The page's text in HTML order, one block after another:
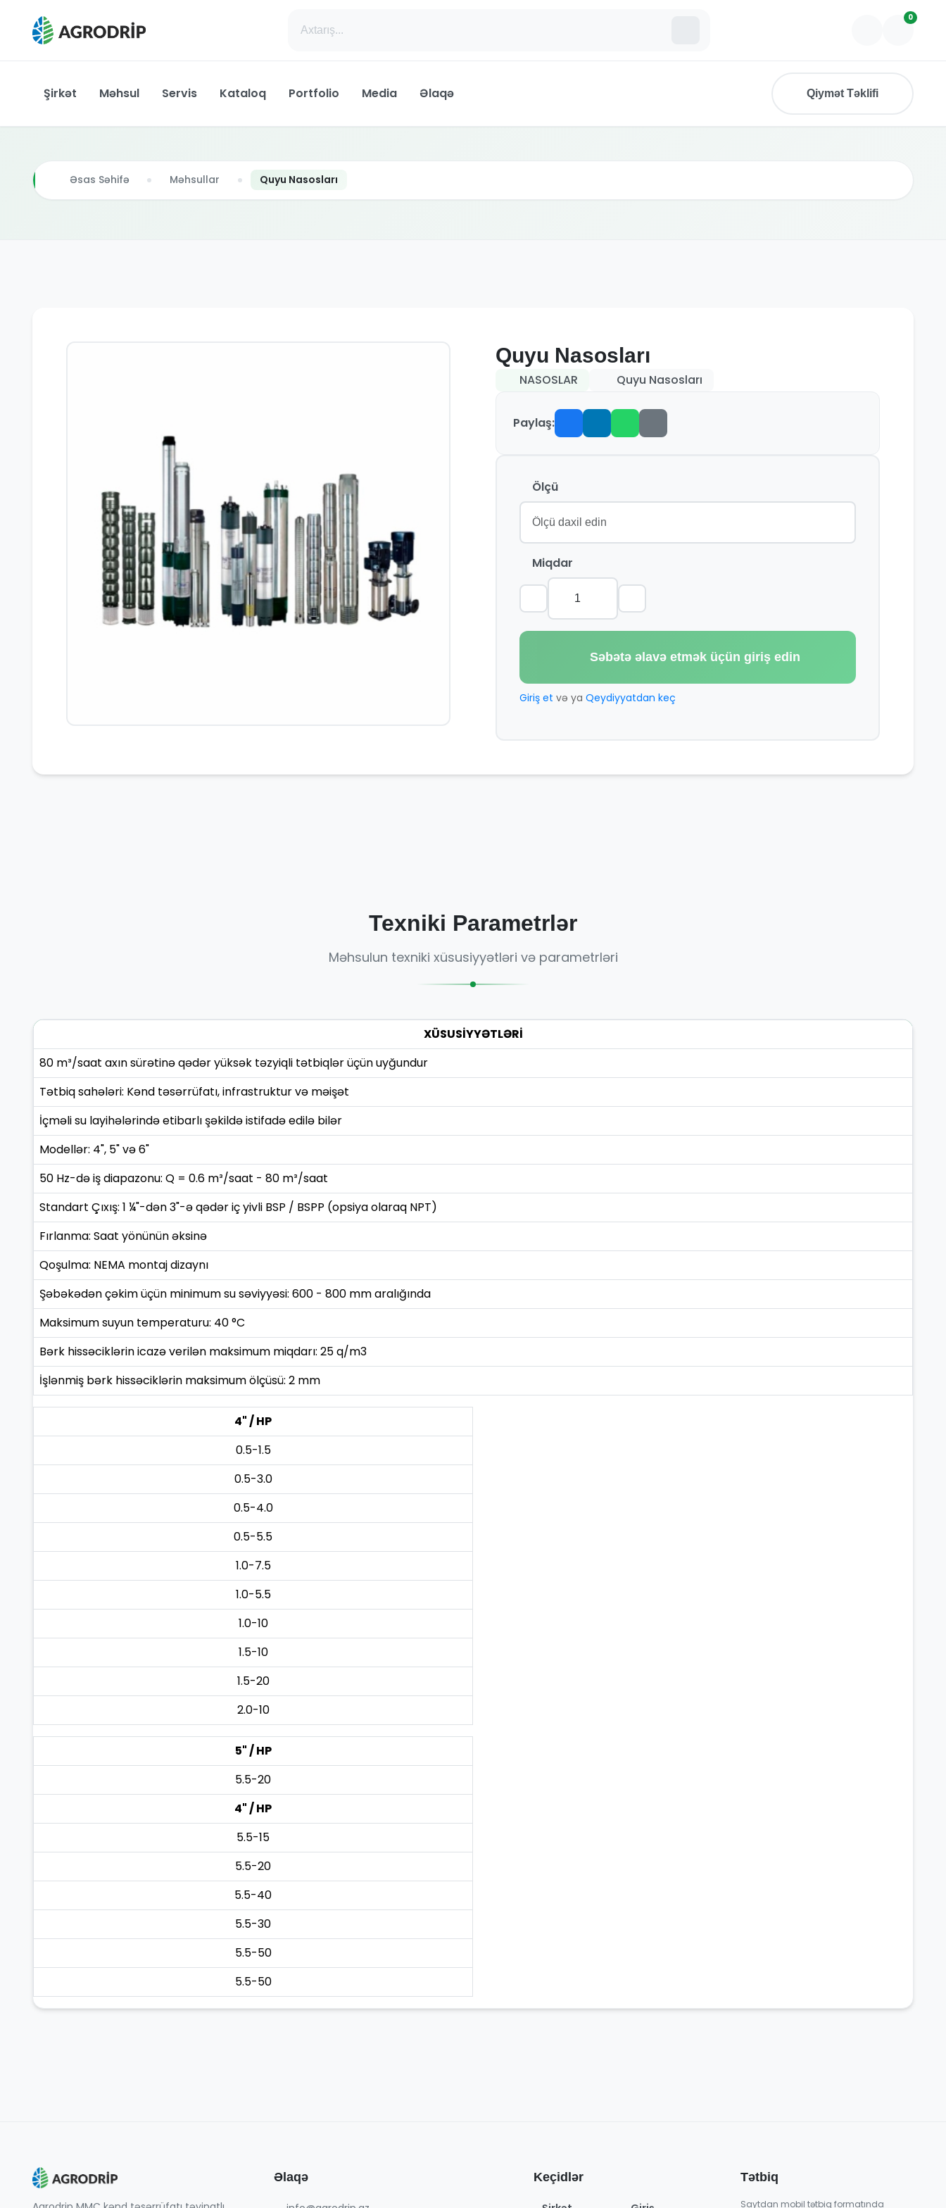
0
Şirkət Məhsul Servis Kataloq Portfolio Media Əlaqə Qiymət Təklifi
Əsas Səhifə Məhsullar Quyu Nasosları
Quyu Nasosları
NASOSLAR Quyu Nasosları
Paylaş:
Ölçü
Miqdar
Səbətə əlavə etmək üçün giriş edin
Giriş et və ya Qeydiyyatdan keç
Texniki Parametrlər
Məhsulun texniki xüsusiyyətləri və parametrləri
XÜSUSİYYƏTLƏRİ
80 m³/saat axın sürətinə qədər yüksək təzyiqli tətbiqlər üçün uyğundur
Tətbiq sahələri: Kənd təsərrüfatı, infrastruktur və məişət
İçməli su layihələrində etibarlı şəkildə istifadə edilə bilər
Modellər: 4", 5" və 6"
50 Hz-də iş diapazonu: Q = 0.6 m³/saat - 80 m³/saat
Standart Çıxış: 1 ¼"-dən 3"-ə qədər iç yivli BSP / BSPP (opsiya olaraq NPT)
Fırlanma: Saat yönünün əksinə
Qoşulma: NEMA montaj dizaynı
Şəbəkədən çəkim üçün minimum su səviyyəsi: 600 - 800 mm aralığında
Maksimum suyun temperaturu: 40 °C
Bərk hissəciklərin icazə verilən maksimum miqdarı: 25 q/m3
İşlənmiş bərk hissəciklərin maksimum ölçüsü: 2 mm
4" / HP
0.5-1.5
0.5-3.0
0.5-4.0
0.5-5.5
1.0-7.5
1.0-5.5
1.0-10
1.5-10
1.5-20
2.0-10
5" / HP
5.5-20
4" / HP
5.5-15
5.5-20
5.5-40
5.5-30
5.5-50
5.5-50
Əlaqə Keçidlər Tətbiq
Saytdan mobil tətbiq formatında